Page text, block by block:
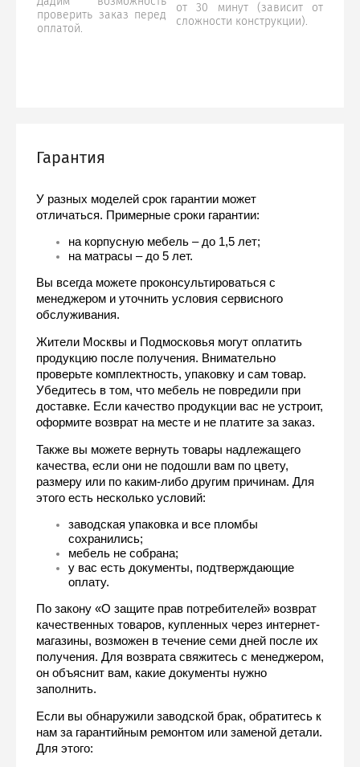
проверить заказ перед
оплатой.
от 30 минут (зависит от
сложности конструкции).
Гарантия
У разных моделей срок гарантии может
отличаться. Примерные сроки гарантии:
на корпусную мебель – до 1,5 лет;
на матрасы – до 5 лет.
Вы всегда можете проконсультироваться с
менеджером и уточнить условия сервисного
обслуживания.
Жители Москвы и Подмосковья могут оплатить
продукцию после получения. Внимательно
проверьте комплектность, упаковку и сам товар.
Убедитесь в том, что мебель не повредили при
доставке. Если качество продукции вас не устроит,
оформите возврат на месте и не платите за заказ.
Также вы можете вернуть товары надлежащего
качества, если они не подошли вам по цвету,
размеру или по каким-либо другим причинам. Для
этого есть несколько условий:
заводская упаковка и все пломбы
сохранились;
мебель не собрана;
у вас есть документы, подтверждающие
оплату.
По закону «О защите прав потребителей» возврат
качественных товаров, купленных через интернет-
магазины, возможен в течение семи дней после их
получения. Для возврата свяжитесь с менеджером,
он объяснит вам, какие документы нужно
заполнить.
Если вы обнаружили заводской брак, обратитесь к
нам за гарантийным ремонтом или заменой детали.
Для этого: